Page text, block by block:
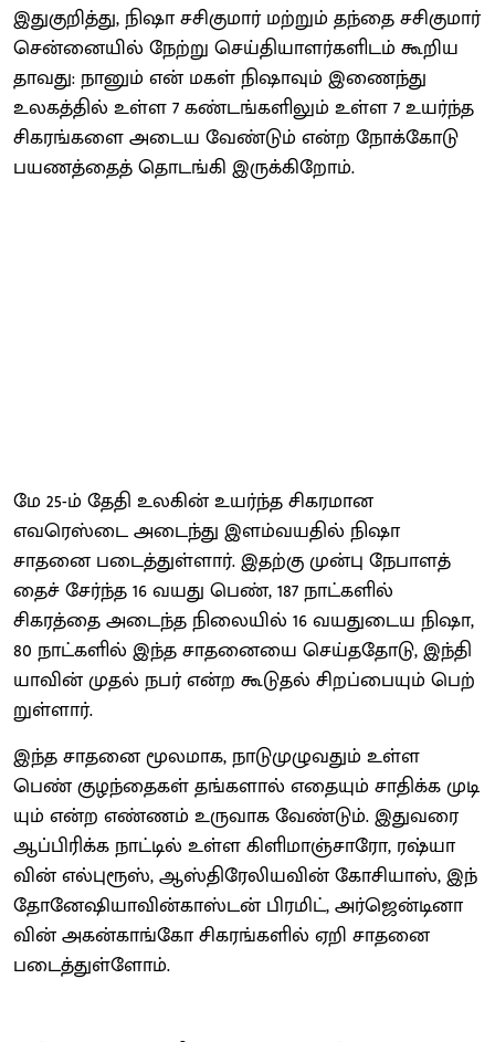
இதுகுறித்து, நிஷா சசிகு​மார் மற்​றும் தந்தை சசிகு​மார்
சென்​னை​யில் நேற்று செய்​தி​யாளர்​களிடம் கூறிய​
தாவது: நானும் என் மகள் நிஷா​வும் இணைந்து
உலகத்​தில் உள்ள 7 கண்​டங்​களி​லும் உள்ள 7 உயர்ந்த
சிகரங்​களை அடைய வேண்​டும் என்ற நோக்​கோடு
பயணத்​தைத் தொடங்கி இருக்​கிறோம்.
மே 25-ம் தேதி உலகின் உயர்ந்த சிகர​மான
எவரெஸ்டை அடைந்து இளம்​வய​தில் நிஷா
சாதனை படைத்​துள்​ளார். இதற்கு முன்பு நேபாளத்​
தைச் சேர்ந்த 16 வயது பெண், 187 நாட்​களில்
சிகரத்தை அடைந்த நிலை​யில் 16 வயதுடைய நிஷா,
80 நாட்​களில் இந்த சாதனையை செய்​ததோடு, இந்​தி​
யா​வின் முதல் நபர் என்ற கூடு​தல் சிறப்​பை​யும் பெற்​
றுள்​ளார்.
இந்த சாதனை மூல​மாக, நாடுமுழு​வதும் உள்ள
பெண் குழந்​தைகள் தங்​களால் எதை​யும் சாதிக்க முடி​
யும் என்ற எண்​ணம் உரு​வாக வேண்​டும். இது​வரை
ஆப்​பிரிக்க நாட்​டில் உள்ள கிளி​மாஞ்​சா​ரோ, ரஷ்யா​
வின் எல்​புரூஸ், ஆஸ்​திரேலிய​வின் கோசி​யாஸ், இந்​
தோ​னேஷியா​வின்காஸ்​டன் பிரமிட், அர்​ஜென்​டி​னா​
வின் அகன்​காங்கோ சிகரங்​களில் ஏறி சாதனை
படைத்​துள்​ளோம்.